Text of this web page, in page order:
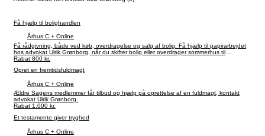
Få hjælp til bolighandlen
Århus C + Online
Få rådgivning, både ved køb, overdragelse og salg af bolig. Få hjælp til papirarbejdet
hos advokat Ulrik Grønborg, når du skifter bolig eller overdrager sommerhus til
børnene.
Rabat 800 kr.
Opret en fremtidsfuldmagt
Århus C + Online
Ældre Sagens medlemmer får tilbud og hjælp på oprettelse af en fuldmagt, kontakt
advokat Ulrik Grønborg.
Rabat 1.000 kr.
Et testamente giver tryghed
Århus C + Online